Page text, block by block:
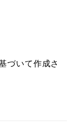
づいて作成さ